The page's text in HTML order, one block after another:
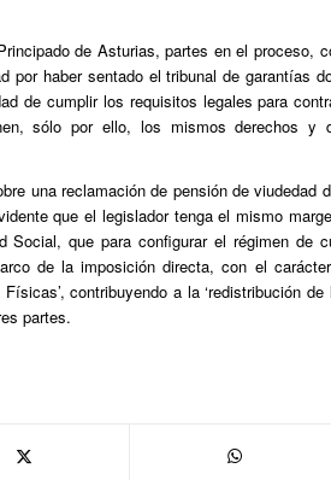
de Asturias, partes en el proceso,
por haber sentado el tribunal de garantías
de cumplir los requisitos legales para
sólo por ello, los mismos derechos y
una reclamación de pensión de viudedad
que el legislador tenga el mismo
Social, que para configurar el régimen de
de la imposición directa, con el
contribuyendo a la ‘redistribución de
partes.